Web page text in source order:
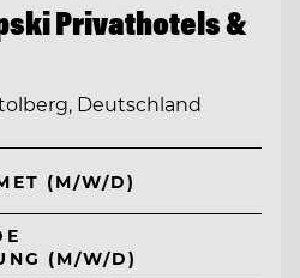
Privathotels &
Deutschland
(M/W/D)
(M/W/D)